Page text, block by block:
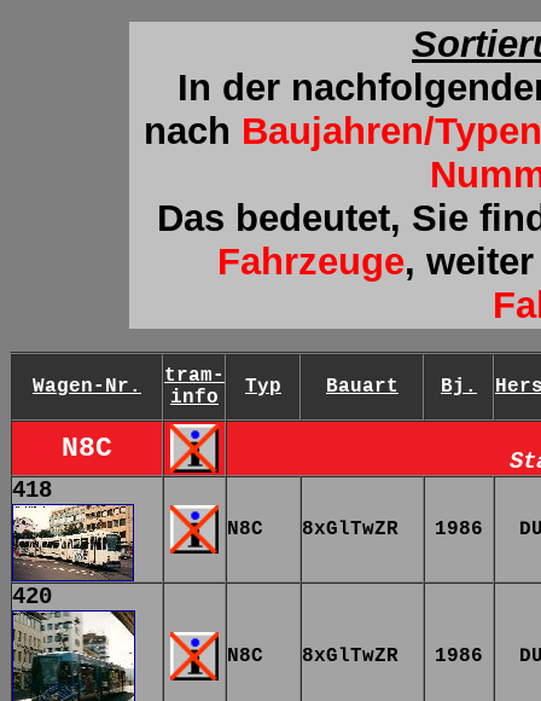
In der
nach Baujahren/Typen
Das bedeutet, Sie
Fahrzeuge,
Wagen-Nr.
tram-
info
Typ Bauart Bj.
N8C
418
N8C 8xGlTwZR 1986
420
N8C 8xGlTwZR 1986